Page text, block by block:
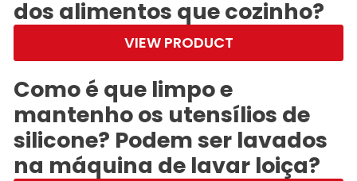
dos alimentos que cozinho?
VIEW PRODUCT
Como é que limpo e
mantenho os utensílios de
silicone? Podem ser lavados
na máquina de lavar loiça?